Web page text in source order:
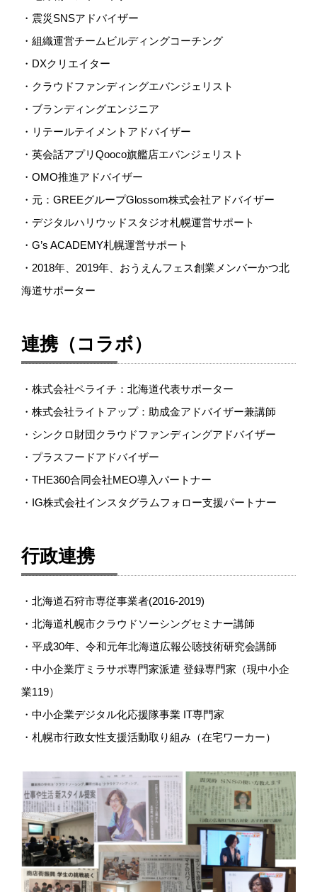
・震災SNSアドバイザー
・組織運営チームビルディングコーチング
・DXクリエイター
・クラウドファンディングエバンジェリスト
・ブランディングエンジニア
・リテールテイメントアドバイザー
・英会話アプリQooco旗艦店エバンジェリスト
・OMO推進アドバイザー
・元：GREEグループGlossom株式会社アドバイザー
・デジタルハリウッドスタジオ札幌運営サポート
・G’s ACADEMY札幌運営サポート
・2018年、2019年、おうえんフェス創業メンバーかつ北
海道サポーター
連携（コラボ）
・株式会社ペライチ：北海道代表サポーター
・株式会社ライトアップ：助成金アドバイザー兼講師
・シンクロ財団クラウドファンディングアドバイザー
・プラスフードアドバイザー
・THE360合同会社MEO導入パートナー
・IG株式会社インスタグラムフォロー支援パートナー
行政連携
・北海道石狩市専従事業者(2016-2019)
・北海道札幌市クラウドソーシングセミナー講師
・平成30年、令和元年北海道広報公聴技術研究会講師
・中小企業庁ミラサポ専門家派遣 登録専門家（現中小企
業119）
・中小企業デジタル化応援隊事業 IT専門家
・札幌市行政女性支援活動取り組み（在宅ワーカー）